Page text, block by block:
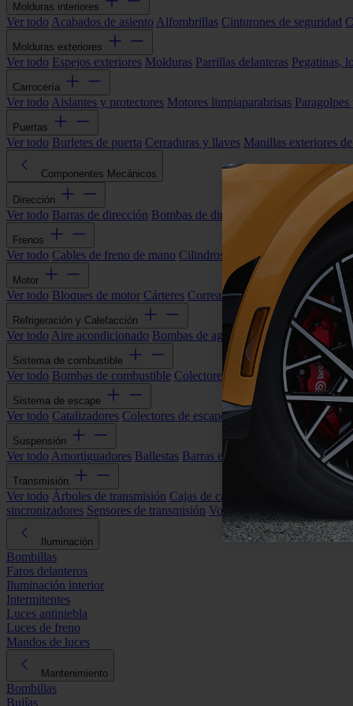
Molduras interiores
Ver todo Acabados de asiento Alfombrillas Cinturones de seguridad
Molduras exteriores
Ver todo Espejos exteriores Molduras Parrillas delanteras Pegatinas,
Carrocería
Ver todo Aislantes y protectores Motores limpiaparabrisas
Puertas
Ver todo Burletes de puerta Cerraduras y llaves Manillas exteriores
Componentes Mecánicos
Dirección
Ver todo Barras de dirección Bombas de dirección asistida
Frenos
Ver todo Cables de freno de mano Cilindros de freno Componentes
Motor
Ver todo Bloques de motor Cárteres Correas alternador Correas y
Refrigeración y Calefacción
Ver todo Aire acondicionado Bombas de agua Electroventiladores
Sistema de combustible
Ver todo Bombas de combustible Colectores de admisión Filtros de
Sistema de escape
Ver todo Catalizadores Colectores de escape Filtros de partículas
Suspensión
Ver todo Amortiguadores Ballestas Barras estabilizadoras Bieletas y
Transmisión
Ver todo Árboles de transmisión Cajas de cambios automáticas
sincronizadores Sensores de transmisión Volantes de motor
Iluminación
Bombillas
Faros delanteros
Iluminación interior
Intermitentes
Luces antiniebla
Luces de freno
Mandos de luces
Mantenimiento
Bombillas
Bujías